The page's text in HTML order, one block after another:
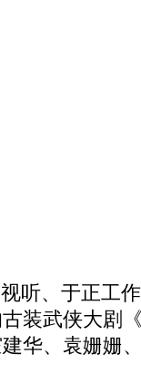
听、于正工
装武侠大剧
华、袁姗姗